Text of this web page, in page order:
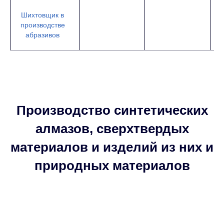
Шихтовщик в
производстве
абразивов
Производство синтетических
алмазов, сверхтвердых
материалов и изделий из них и
природных материалов